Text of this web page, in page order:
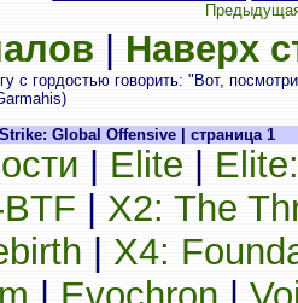
Наверх
с гордостью говорить: "Вот,
Global Offensive | страница 1
Elite
X2: The
X4: